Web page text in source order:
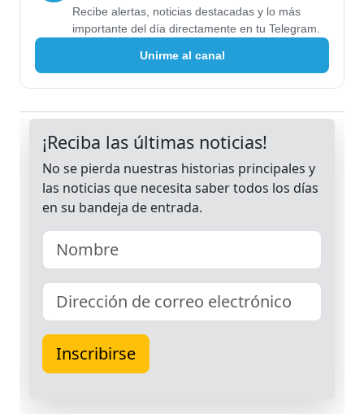
Recibe alertas, noticias destacadas y lo más
importante del día directamente en tu Telegram.
Unirme al canal